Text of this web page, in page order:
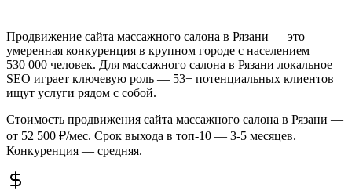
Продвижение сайта массажного салона в Рязани — это
умеренная конкуренция в крупном городе с населением
530 000 человек. Для массажного салона в Рязани локальное
SEO играет ключевую роль — 53+ потенциальных клиентов
ищут услуги рядом с собой.
Стоимость продвижения сайта массажного салона в Рязани —
от 52 500 ₽/мес. Срок выхода в топ-10 — 3-5 месяцев.
Конкуренция — средняя.